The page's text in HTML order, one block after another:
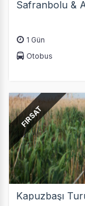
Safranbolu &
1 Gün
Otobus
FIRSAT
Kapuzbaşı